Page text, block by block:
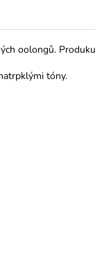
oolongů.
tóny.